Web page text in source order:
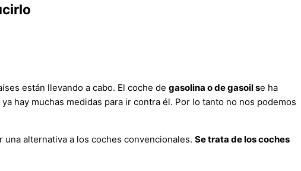
están llevando a cabo. El coche de gasolina o de gasoil se ha
hay muchas medidas para ir contra él. Por lo tanto no nos podemos
alternativa a los coches convencionales. Se trata de los coches